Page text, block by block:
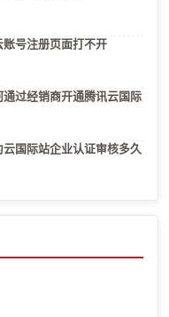
号注册页面打不开
过经销商开通腾讯云国际
国际站企业认证审核多久